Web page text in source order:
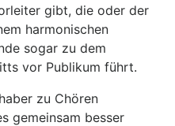
gibt, die oder der
harmonischen
sogar zu dem
vor Publikum führt.
zu Chören
gemeinsam besser